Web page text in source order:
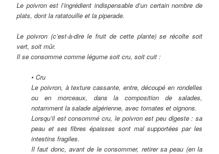
Le poivron est l’ingrédient indispensable d’un certain nombre de
plats, dont la ratatouille et la piperade.
Le poivron (c’est-à-dire le fruit de cette plante) se récolte soit
vert, soit mûr.
Il se consomme comme légume soit cru, soit cuit :
• Cru
Le poivron, à texture cassante, entre, découpé en rondelles
ou en morceaux, dans la composition de salades,
notamment la salade algérienne, avec tomates et oignons.
Lorsqu’il est consommé cru, le poivron est peu digeste : sa
peau et ses fibres épaisses sont mal supportées par les
intestins fragiles.
Il faut donc, avant de le consommer, retirer sa peau (en la